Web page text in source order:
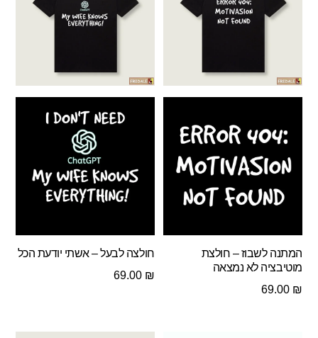
המתנה לשבוז – חולצת
מוטיבציה לא נמצאה
69.00 ₪
חולצה לבעל – אשתי יודעת הכל
69.00 ₪